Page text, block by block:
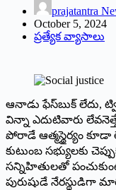
prajatantra
October 5, 2024
ప్రత్యేక వ్యాసాలు
ఆనాడు ఫేస్‌బుక్‌ లేదు,
విన్నా ఎదుటివారు
పోరాడే ఆత్మస్థైర్యం కూడా
కుటుంబ సభ్యులకు
సన్నిహితులతో
పురుషుడే నేరస్థుడిగా